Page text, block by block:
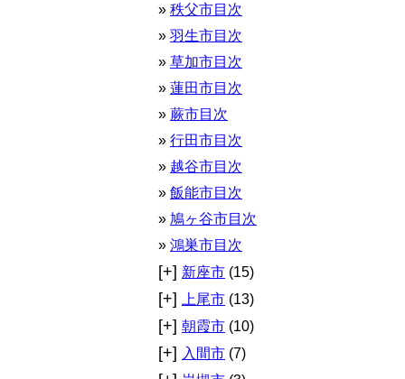
秩父市目次
羽生市目次
草加市目次
蓮田市目次
蕨市目次
行田市目次
越谷市目次
飯能市目次
鳩ヶ谷市目次
鴻巣市目次
[+] 新座市 (15)
[+] 上尾市 (13)
[+] 朝霞市 (10)
[+] 入間市 (7)